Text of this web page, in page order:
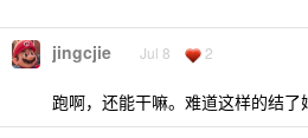
jingcjie Jul 8 2
跑啊，还能干嘛。难道这样的结